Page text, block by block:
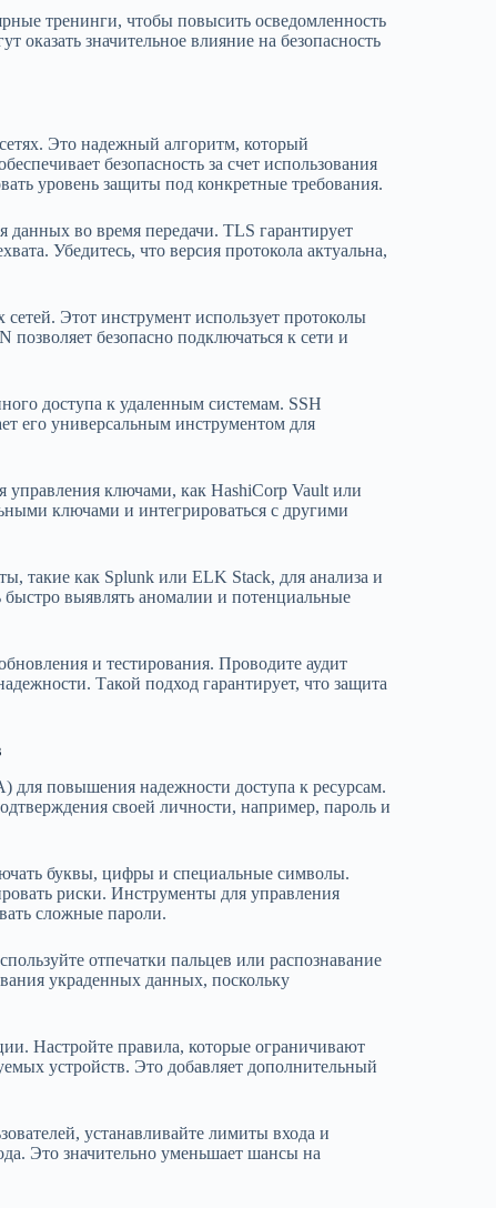
тренинги, чтобы повысить осведомленность
оказать значительное влияние на безопасность
Это надежный алгоритм, который
безопасность за счет использования
уровень защиты под конкретные требования.
во время передачи. TLS гарантирует
Убедитесь, что версия протокола актуальна,
Этот инструмент использует протоколы
безопасно подключаться к сети и
доступа к удаленным системам. SSH
его универсальным инструментом для
управления ключами, как HashiCorp Vault или
ключами и интегрироваться с другими
такие как Splunk или ELK Stack, для анализа и
выявлять аномалии и потенциальные
и тестирования. Проводите аудит
Такой подход гарантирует, что защита
повышения надежности доступа к ресурсам.
своей личности, например, пароль и
буквы, цифры и специальные символы.
риски. Инструменты для управления
сложные пароли.
отпечатки пальцев или распознавание
украденных данных, поскольку
Настройте правила, которые ограничивают
устройств. Это добавляет дополнительный
устанавливайте лимиты входа и
Это значительно уменьшает шансы на